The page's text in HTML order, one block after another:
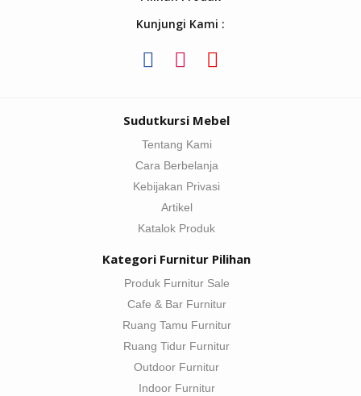
Kunjungi Kami :
Sudutkursi Mebel
Tentang Kami
Cara Berbelanja
Kebijakan Privasi
Artikel
Katalok Produk
Kategori Furnitur Pilihan
Produk Furnitur Sale
Cafe & Bar Furnitur
Ruang Tamu Furnitur
Ruang Tidur Furnitur
Outdoor Furnitur
Indoor Furnitur